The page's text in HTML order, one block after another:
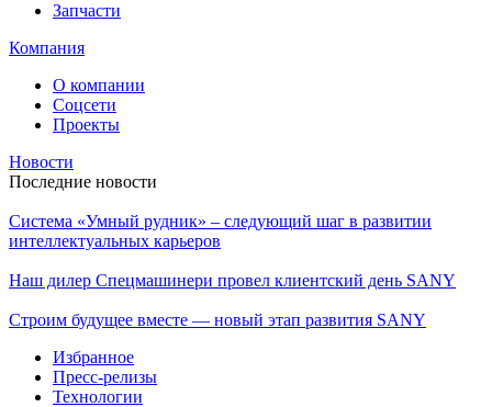
Запчасти
Компания
О компании
Соцсети
Проекты
Новости
Последние новости
Система «Умный рудник» – следующий шаг в развитии
интеллектуальных карьеров
Наш дилер Спецмашинери провел клиентский день SANY
Строим будущее вместе — новый этап развития SANY
Избранное
Пресс-релизы
Технологии